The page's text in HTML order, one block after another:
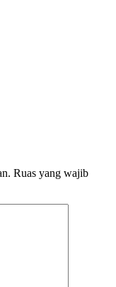
Ruas yang wajib